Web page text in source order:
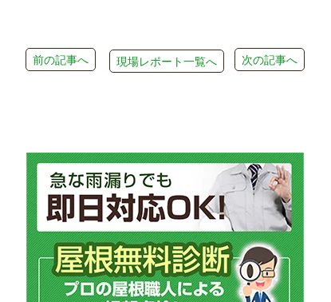
前の記事へ 次の記事へ
現場レポート一覧へ